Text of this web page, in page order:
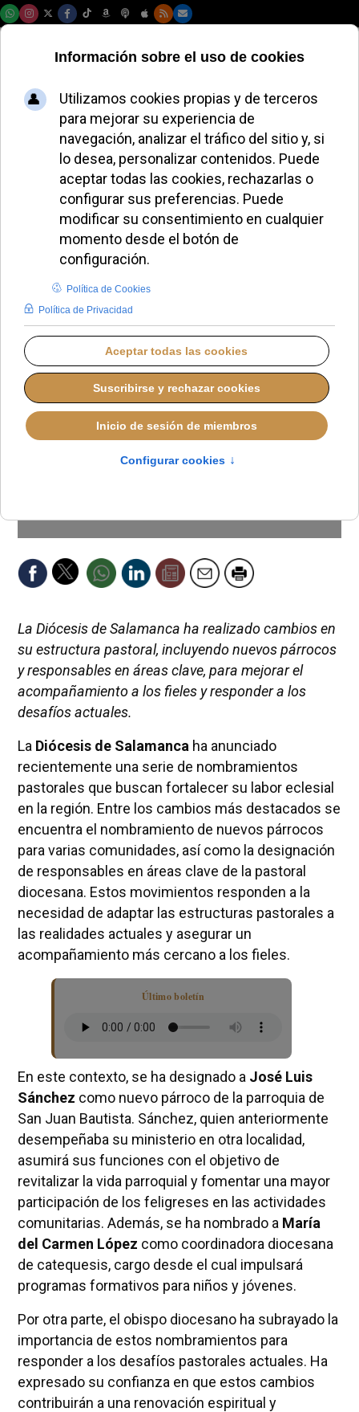
La Diócesis de
Salamanca anuncia
nombramientos
pastorales clave
ALMUDENA RODRIGO
DIÓCESIS DE SALAMANCA
LUNES, 11 AGOSTO 2025 13:22
La Diócesis de Salamanca ha realizado cambios en
su estructura pastoral, incluyendo nuevos párrocos
y responsables en áreas clave, para mejorar el
acompañamiento a los fieles y responder a los
desafíos actuales.
La Diócesis de Salamanca ha anunciado
recientemente una serie de nombramientos
pastorales que buscan fortalecer su labor eclesial
en la región. Entre los cambios más destacados se
encuentra el nombramiento de nuevos párrocos
para varias comunidades, así como la designación
de responsables en áreas clave de la pastoral
diocesana. Estos movimientos responden a la
necesidad de adaptar las estructuras pastorales a
las realidades actuales y asegurar un
acompañamiento más cercano a los fieles.
Último boletín
En este contexto, se ha designado a José Luis
Sánchez como nuevo párroco de la parroquia de
San Juan Bautista. Sánchez, quien anteriormente
desempeñaba su ministerio en otra localidad,
asumirá sus funciones con el objetivo de
revitalizar la vida parroquial y fomentar una mayor
participación de los feligreses en las actividades
comunitarias. Además, se ha nombrado a María
del Carmen López como coordinadora diocesana
de catequesis, cargo desde el cual impulsará
programas formativos para niños y jóvenes.
Por otra parte, el obispo diocesano ha subrayado la
importancia de estos nombramientos para
responder a los desafíos pastorales actuales. Ha
expresado su confianza en que estos cambios
contribuirán a una renovación espiritual y